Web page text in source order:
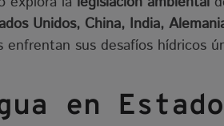
Unidos, China, India,
enfrentan sus desafíos hídricos
en